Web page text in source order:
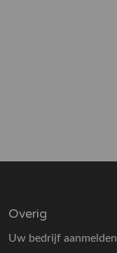
Overig
Uw bedrijf aanmelden